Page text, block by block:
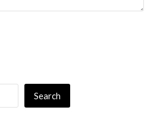
Search